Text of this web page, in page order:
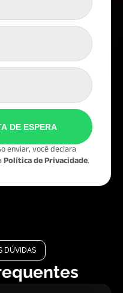
DE ESPERA
enviar, você declara
Política de Privacidade.
DÚVIDAS